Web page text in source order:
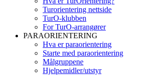
Turorientering nettside
TurO-klubben
For TurO-arrangører
PARAORIENTERING
Hva er paraorientering
Starte med paraorientering
Målgruppene
Hjelpemidler/utstyr